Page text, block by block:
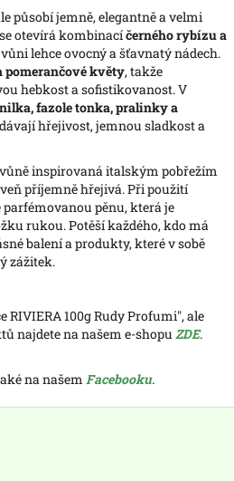
působí jemně, elegantně a velmi
otevírá kombinacíčerného rybízu a
lehce ovocný a šťavnatý nádech.
pomerančové květy, takže
hebkost a sofistikovanost. V
fazole tonka, pralinky a
hřejivost, jemnou sladkost a
inspirovaná italským pobřežím
příjemně hřejivá. Při použití
pěnu, která je
rukou. Potěší každého, kdo má
balení a produkty, které v sobě
zážitek.
100g Rudy Profumi", ale
najdete na našem e-shopu ZDE.
na našem Facebooku.